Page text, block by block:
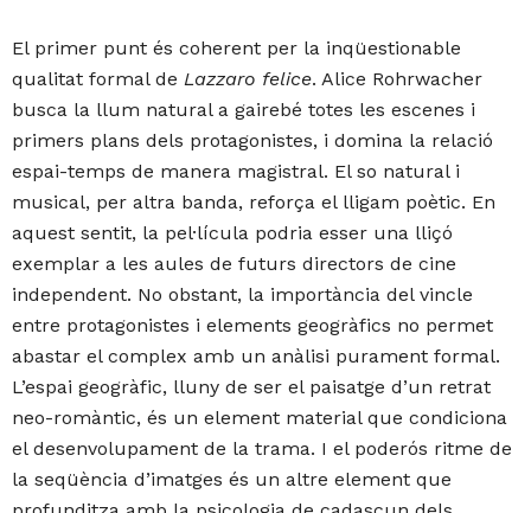
El primer punt és coherent per la inqüestionable
qualitat formal de Lazzaro felice. Alice Rohrwacher
busca la llum natural a gairebé totes les escenes i
primers plans dels protagonistes, i domina la relació
espai-temps de manera magistral. El so natural i
musical, per altra banda, reforça el lligam poètic. En
aquest sentit, la pel·lícula podria esser una lliçó
exemplar a les aules de futurs directors de cine
independent. No obstant, la importància del vincle
entre protagonistes i elements geogràfics no permet
abastar el complex amb un anàlisi purament formal.
L’espai geogràfic, lluny de ser el paisatge d’un retrat
neo-romàntic, és un element material que condiciona
el desenvolupament de la trama. I el poderós ritme de
la seqüència d’imatges és un altre element que